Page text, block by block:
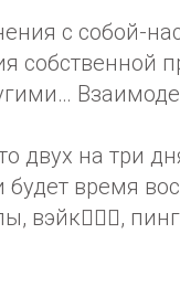
с собой-
собственной
двух на три
время
вэйк🏄🏼‍♀️,